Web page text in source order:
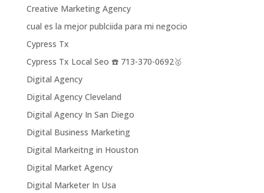
Creative Marketing Agency
cual es la mejor publciida para mi negocio
Cypress Tx
Cypress Tx Local Seo ☎️ 713-370-0692🥇
Digital Agency
Digital Agency Cleveland
Digital Agency In San Diego
Digital Business Marketing
Digital Markeitng in Houston
Digital Market Agency
Digital Marketer In Usa